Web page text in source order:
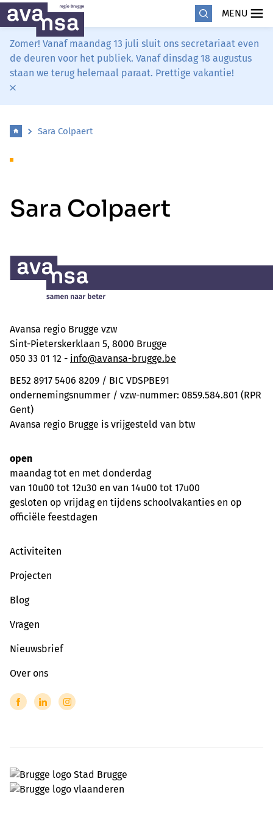
MENU
Zomer! Vanaf maandag 13 juli sluit ons secretariaat even
de deuren voor het publiek. Vanaf dinsdag 18 augustus
staan we terug helemaal paraat. Prettige vakantie!
Sara Colpaert
Sara Colpaert
Avansa regio Brugge vzw
Sint-Pieterskerklaan 5, 8000 Brugge
050 33 01 12 - info@avansa-brugge.be
BE52 8917 5406 8209 / BIC VDSPBE91
ondernemingsnummer / vzw-nummer: 0859.584.801 (RPR
Gent)
Avansa regio Brugge is vrijgesteld van btw
open
maandag tot en met donderdag
van 10u00 tot 12u30 en van 14u00 tot 17u00
gesloten op vrijdag en tijdens schoolvakanties en op
officiële feestdagen
Activiteiten
Projecten
Blog
Vragen
Nieuwsbrief
Over ons